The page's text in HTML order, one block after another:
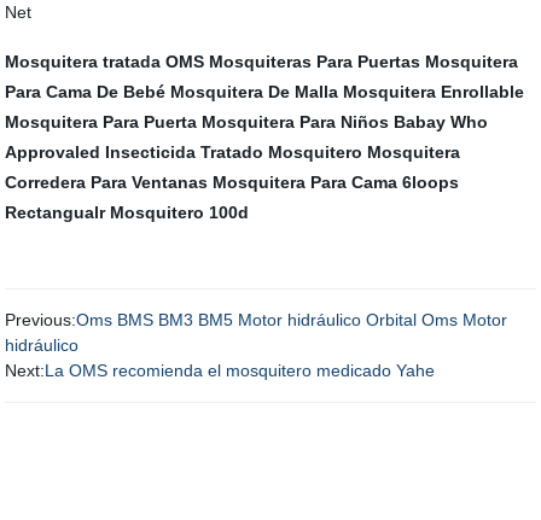
Mosquitera tratada OMS Mosquiteras Para Puertas Mosquitera
Para Cama De Bebé Mosquitera De Malla Mosquitera Enrollable
Mosquitera Para Puerta Mosquitera Para Niños Babay Who
Approvaled Insecticida Tratado Mosquitero Mosquitera
Corredera Para Ventanas Mosquitera Para Cama 6loops
Rectangualr Mosquitero 100d
Previous:Oms BMS BM3 BM5 Motor hidráulico Orbital Oms Motor
hidráulico
Next:La OMS recomienda el mosquitero medicado Yahe